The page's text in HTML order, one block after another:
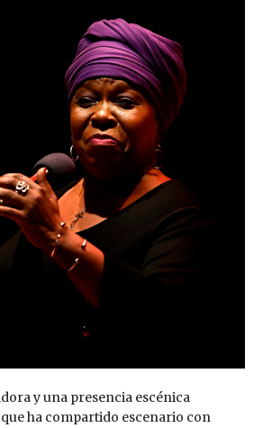
y una presencia escénica
ha compartido escenario con